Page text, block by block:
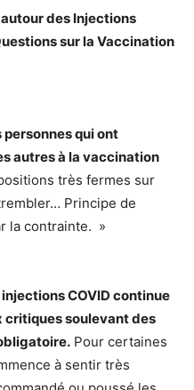
des Injections
sur la Vaccination
qui ont
autres à la vaccination
très fermes sur
Principe de
la contrainte. »
COVID continue
critiques soulevant des
Pour certaines
à sentir très